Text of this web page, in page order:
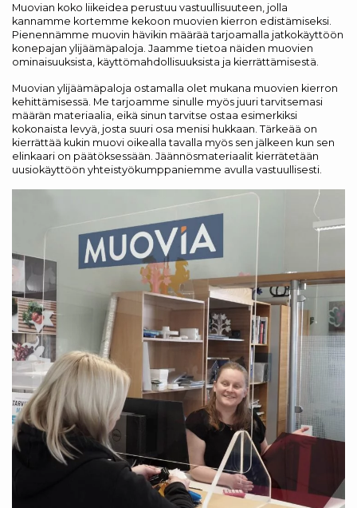
Muovian koko liikeidea perustuu vastuullisuuteen, jolla
kannamme kortemme kekoon muovien kierron edistämiseksi.
Pienennämme muovin hävikin määrää tarjoamalla jatkokäyttöön
konepajan ylijäämäpaloja. Jaamme tietoa näiden muovien
ominaisuuksista, käyttömahdollisuuksista ja kierrättämisestä.
Muovian ylijäämäpaloja ostamalla olet mukana muovien kierron
kehittämisessä. Me tarjoamme sinulle myös juuri tarvitsemasi
määrän materiaalia, eikä sinun tarvitse ostaa esimerkiksi
kokonaista levyä, josta suuri osa menisi hukkaan. Tärkeää on
kierrättää kukin muovi oikealla tavalla myös sen jälkeen kun sen
elinkaari on päätöksessään. Jäännösmateriaalit kierrätetään
uusiokäyttöön yhteistyökumppaniemme avulla vastuullisesti.